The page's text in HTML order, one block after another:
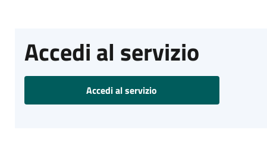
Accedi al servizio
Accedi al servizio